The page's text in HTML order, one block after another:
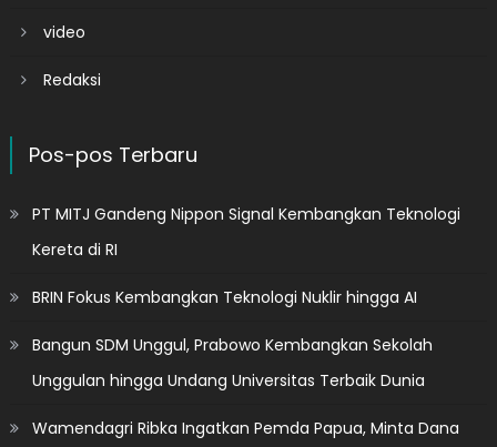
video
Redaksi
Pos-pos Terbaru
PT MITJ Gandeng Nippon Signal Kembangkan Teknologi
Kereta di RI
BRIN Fokus Kembangkan Teknologi Nuklir hingga AI
Bangun SDM Unggul, Prabowo Kembangkan Sekolah
Unggulan hingga Undang Universitas Terbaik Dunia
Wamendagri Ribka Ingatkan Pemda Papua, Minta Dana